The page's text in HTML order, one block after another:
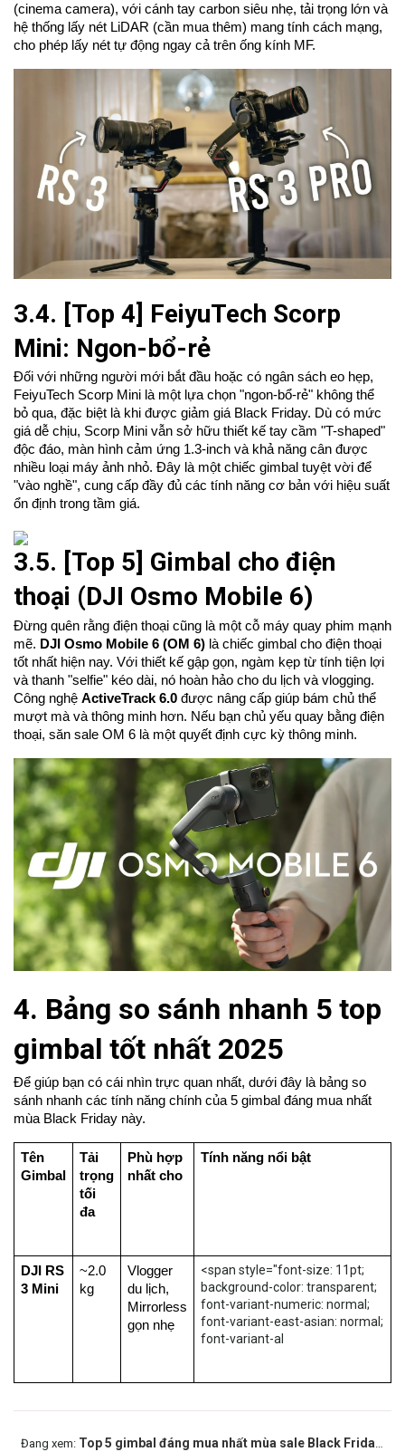
(cinema camera), với cánh tay carbon siêu nhẹ, tải trọng lớn và
hệ thống lấy nét LiDAR (cần mua thêm) mang tính cách mạng,
cho phép lấy nét tự động ngay cả trên ống kính MF.
3.4. [Top 4] FeiyuTech Scorp
Mini: Ngon-bổ-rẻ
Đối với những người mới bắt đầu hoặc có ngân sách eo hẹp,
FeiyuTech Scorp Mini là một lựa chọn "ngon-bổ-rẻ" không thể
bỏ qua, đặc biệt là khi được giảm giá Black Friday. Dù có mức
giá dễ chịu, Scorp Mini vẫn sở hữu thiết kế tay cầm "T-shaped"
độc đáo, màn hình cảm ứng 1.3-inch và khả năng cân được
nhiều loại máy ảnh nhỏ. Đây là một chiếc gimbal tuyệt vời để
"vào nghề", cung cấp đầy đủ các tính năng cơ bản với hiệu suất
ổn định trong tầm giá.
3.5. [Top 5] Gimbal cho điện
thoại (DJI Osmo Mobile 6)
Đừng quên rằng điện thoại cũng là một cỗ máy quay phim mạnh
mẽ. DJI Osmo Mobile 6 (OM 6) là chiếc gimbal cho điện thoại
tốt nhất hiện nay. Với thiết kế gập gọn, ngàm kẹp từ tính tiện lợi
và thanh "selfie" kéo dài, nó hoàn hảo cho du lịch và vlogging.
Công nghệ ActiveTrack 6.0 được nâng cấp giúp bám chủ thể
mượt mà và thông minh hơn. Nếu bạn chủ yếu quay bằng điện
thoại, săn sale OM 6 là một quyết định cực kỳ thông minh.
4. Bảng so sánh nhanh 5 top
gimbal tốt nhất 2025
Để giúp bạn có cái nhìn trực quan nhất, dưới đây là bảng so
sánh nhanh các tính năng chính của 5 gimbal đáng mua nhất
mùa Black Friday này.
Tên
Gimbal
Tải
trọng
tối
đa
Phù hợp
nhất cho
Tính năng nổi bật
DJI RS
3 Mini
~2.0
kg
Vlogger
du lịch,
Mirrorless
gọn nhẹ
<span style="font-size: 11pt;
background-color: transparent;
font-variant-numeric: normal;
font-variant-east-asian: normal;
font-variant-al
Đang xem: Top 5 gimbal đáng mua nhất mùa sale Black Friday 2025